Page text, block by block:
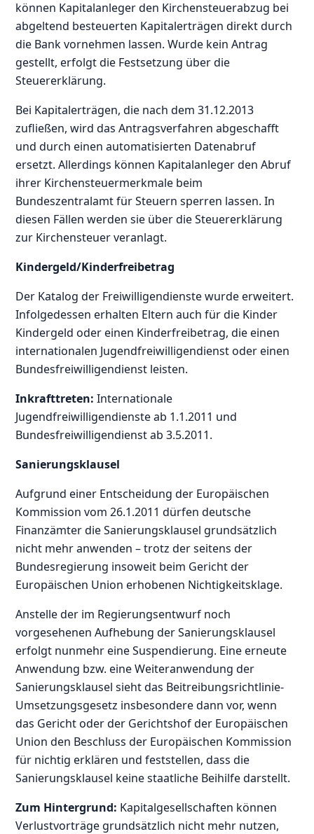
können Kapitalanleger den Kirchensteuerabzug bei
abgeltend besteuerten Kapitalerträgen direkt durch
die Bank vornehmen lassen. Wurde kein Antrag
gestellt, erfolgt die Festsetzung über die
Steuererklärung.
Bei Kapitalerträgen, die nach dem 31.12.2013
zufließen, wird das Antragsverfahren abgeschafft
und durch einen automatisierten Datenabruf
ersetzt. Allerdings können Kapitalanleger den Abruf
ihrer Kirchensteuermerkmale beim
Bundeszentralamt für Steuern sperren lassen. In
diesen Fällen werden sie über die Steuererklärung
zur Kirchensteuer veranlagt.
Kindergeld/Kinderfreibetrag
Der Katalog der Freiwilligendienste wurde erweitert.
Infolgedessen erhalten Eltern auch für die Kinder
Kindergeld oder einen Kinderfreibetrag, die einen
internationalen Jugendfreiwilligendienst oder einen
Bundesfreiwilligendienst leisten.
Inkrafttreten:Internationale
Jugendfreiwilligendienste ab 1.1.2011 und
Bundesfreiwilligendienst ab 3.5.2011.
Sanierungsklausel
Aufgrund einer Entscheidung der Europäischen
Kommission vom 26.1.2011 dürfen deutsche
Finanzämter die Sanierungsklausel grundsätzlich
nicht mehr anwenden – trotz der seitens der
Bundesregierung insoweit beim Gericht der
Europäischen Union erhobenen Nichtigkeitsklage.
Anstelle der im Regierungsentwurf noch
vorgesehenen Aufhebung der Sanierungsklausel
erfolgt nunmehr eine Suspendierung. Eine erneute
Anwendung bzw. eine Weiteranwendung der
Sanierungsklausel sieht das Beitreibungsrichtlinie-
Umsetzungsgesetz insbesondere dann vor, wenn
das Gericht oder der Gerichtshof der Europäischen
Union den Beschluss der Europäischen Kommission
für nichtig erklären und feststellen, dass die
Sanierungsklausel keine staatliche Beihilfe darstellt.
Zum Hintergrund: Kapitalgesellschaften können
Verlustvorträge grundsätzlich nicht mehr nutzen,